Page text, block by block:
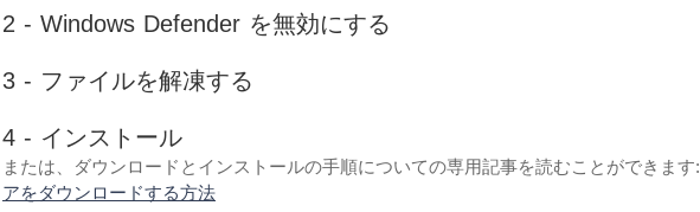
2 - Windows Defender を無効にする
3 - ファイルを解凍する
4 - インストール
または、ダウンロードとインストールの手順についての専用記事を読むことができます:
アをダウンロードする方法